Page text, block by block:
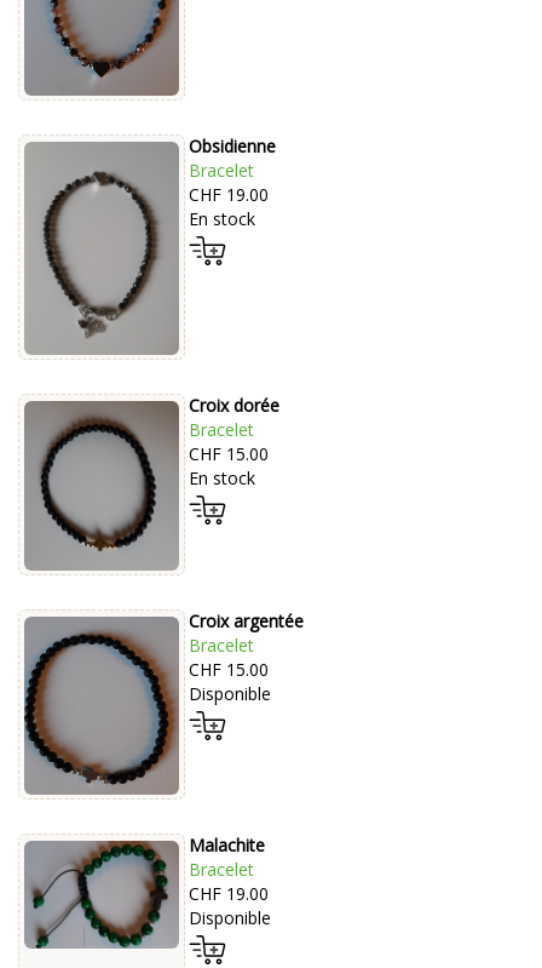
Obsidienne
Bracelet
CHF 19.00
En stock
Croix dorée
Bracelet
CHF 15.00
En stock
Croix argentée
Bracelet
CHF 15.00
Disponible
Malachite
Bracelet
CHF 19.00
Disponible